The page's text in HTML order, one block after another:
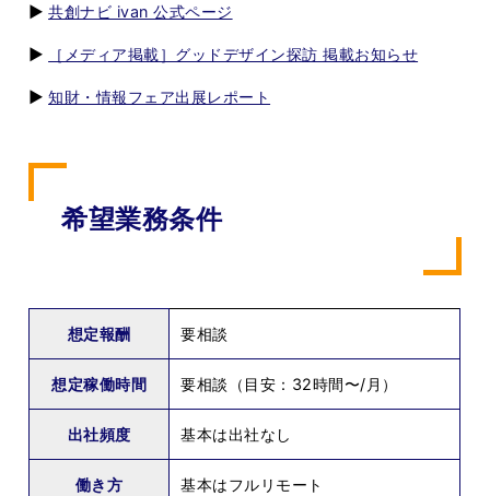
▶︎共創ナビ ivan 公式ページ
▶︎ ［メディア掲載］グッドデザイン探訪 掲載お知らせ
▶︎知財・情報フェア出展レポート
希望業務条件
想定報酬 要相談
想定稼働時間 要相談（目安：32時間〜/月）
出社頻度 基本は出社なし
働き方 基本はフルリモート